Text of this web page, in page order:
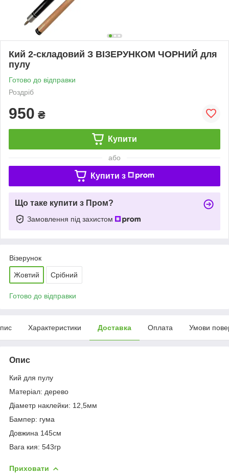
Кий 2-складовий З ВІЗЕРУНКОМ ЧОРНИЙ для
пулу
Готово до відправки
Роздріб
950 ₴
Купити
або
Купити з
Що таке купити з Пром?
Замовлення під захистом
Візерунок
Жовтий Срібний
Готово до відправки
Характеристики Доставка Оплата Умови
Опис
Кий для пулу
Матеріал: дерево
Діаметр наклейки: 12,5мм
Бампер: гума
Довжина 145см
Вага кия: 543гр
Приховати